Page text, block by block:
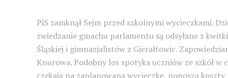
PiS zamknął Sejm przed szkolnymi wycieczkami.
zwiedzanie gmachu parlamentu są odsyłane z kwitki
Śląskiej i gimnazjalistów z Gierałtowic.
Knurowa. Podobny los spotyka uczniów ze szkół
czekają na zaplanowaną wycieczkę, ponoszą